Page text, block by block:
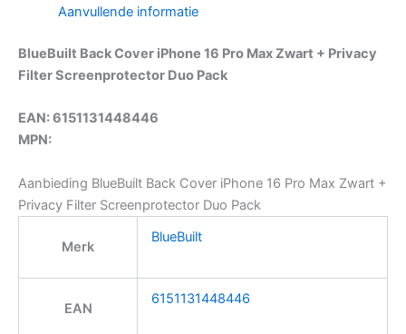
Aanvullende informatie
BlueBuilt Back Cover iPhone 16 Pro Max Zwart + Privacy
Filter Screenprotector Duo Pack
EAN: 6151131448446
MPN:
Aanbieding BlueBuilt Back Cover iPhone 16 Pro Max Zwart +
Privacy Filter Screenprotector Duo Pack
Merk
BlueBuilt
EAN
6151131448446